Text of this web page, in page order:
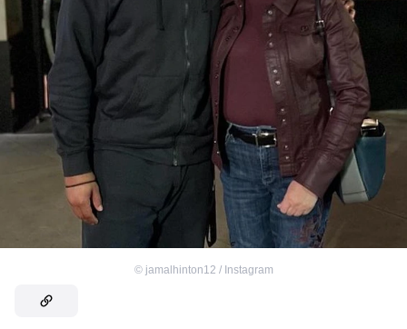
© jamalhinton12 / Instagram